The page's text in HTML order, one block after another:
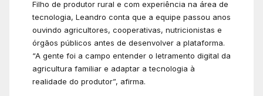
Filho de produtor rural e com experiência na área de
tecnologia, Leandro conta que a equipe passou anos
ouvindo agricultores, cooperativas, nutricionistas e
órgãos públicos antes de desenvolver a plataforma.
“A gente foi a campo entender o letramento digital da
agricultura familiar e adaptar a tecnologia à
realidade do produtor”, afirma.